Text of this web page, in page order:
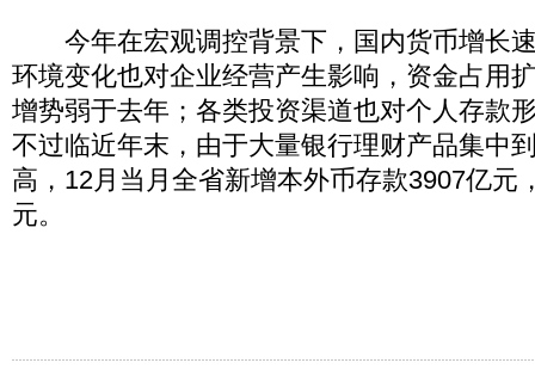
今年在宏观调控背景下，国内货币增长
环境变化也对企业经营产生影响，资金占用
增势弱于去年；各类投资渠道也对个人存款
不过临近年末，由于大量银行理财产品集中
高，12月当月全省新增本外币存款3907亿元
元。